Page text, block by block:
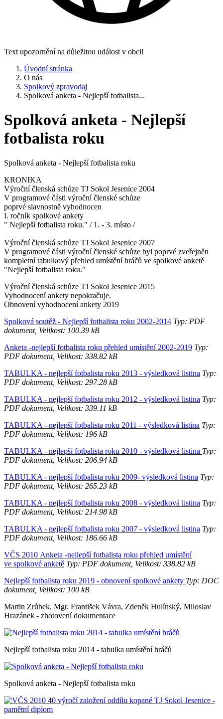
Text upozornění na důležitou událost v obci!
Úvodní stránka
O nás
Spolkový zpravodaj
Spolková anketa - Nejlepší fotbalista...
Spolková anketa - Nejlepší
fotbalista roku
Spolková anketa - Nejlepší fotbalista roku
KRONIKA
Výroční členská schůze TJ Sokol Jesenice 2004
V programové části výroční členské schůze
poprvé slavnostně vyhodnocen
I. ročník spolkové ankety
" Nejlepší fotbalista roku." / 1. - 3. místo /
Výroční členská schůze TJ Sokol Jesenice 2007
V programové části výroční členské schůze byl poprvé zveřejněn
kompletní tabulkový přehled umístění hráčů ve spolkové anketě
"Nejlepší fotbalista roku."
Výroční členská schůze TJ Sokol Jesenice 2015
Vyhodnocení ankety nepokračuje.
Obnovení vyhodnocení ankety 2019
Spolková soutěž - Nejlepší fotbalista roku 2002-2014 Typ: PDF
dokument, Velikost: 100.39 kB
Anketa -nejlepší fotbalista roku přehled umístění 2002-2019 Typ:
PDF dokument, Velikost: 338.82 kB
TABULKA - nejlepší fotbalista roku 2013 - výsledková listina Typ:
PDF dokument, Velikost: 297.28 kB
TABULKA - nejlepší fotbalista roku 2012 - výsledková listina Typ:
PDF dokument, Velikost: 339.11 kB
TABULKA - nejlepší fotbalista roku 2011 - výsledková listina Typ:
PDF dokument, Velikost: 196 kB
TABULKA - nejlepší fotbalista roku 2010 - výsledková listina Typ:
PDF dokument, Velikost: 206.94 kB
TABULKA - nejlepší fotbalista roku 2009- výsledková listina Typ:
PDF dokument, Velikost: 265.23 kB
TABULKA - nejlepší fotbalista roku 2008 - výsledková listina Typ:
PDF dokument, Velikost: 214.98 kB
TABULKA - nejlepší fotbalista roku 2007 - výsledková listina Typ:
PDF dokument, Velikost: 186.66 kB
VČS 2010 Anketa -nejlepší fotbalista roku přehled umístění
ve spolkové anketě Typ: PDF dokument, Velikost: 338.82 kB
Nejlepší fotbalista roku 2019 - obnovení spolkové ankety Typ: DOC
dokument, Velikost: 100 kB
Martin Zrůbek, Mgr. František Vávra, Zdeněk Hulínský, Miloslav
Hrazánek - zhotovení dokumentace
Nejlepší fotbalista roku 2014 - tabulka umístění hráčů
Spolková anketa - Nejlepší fotbalista roku